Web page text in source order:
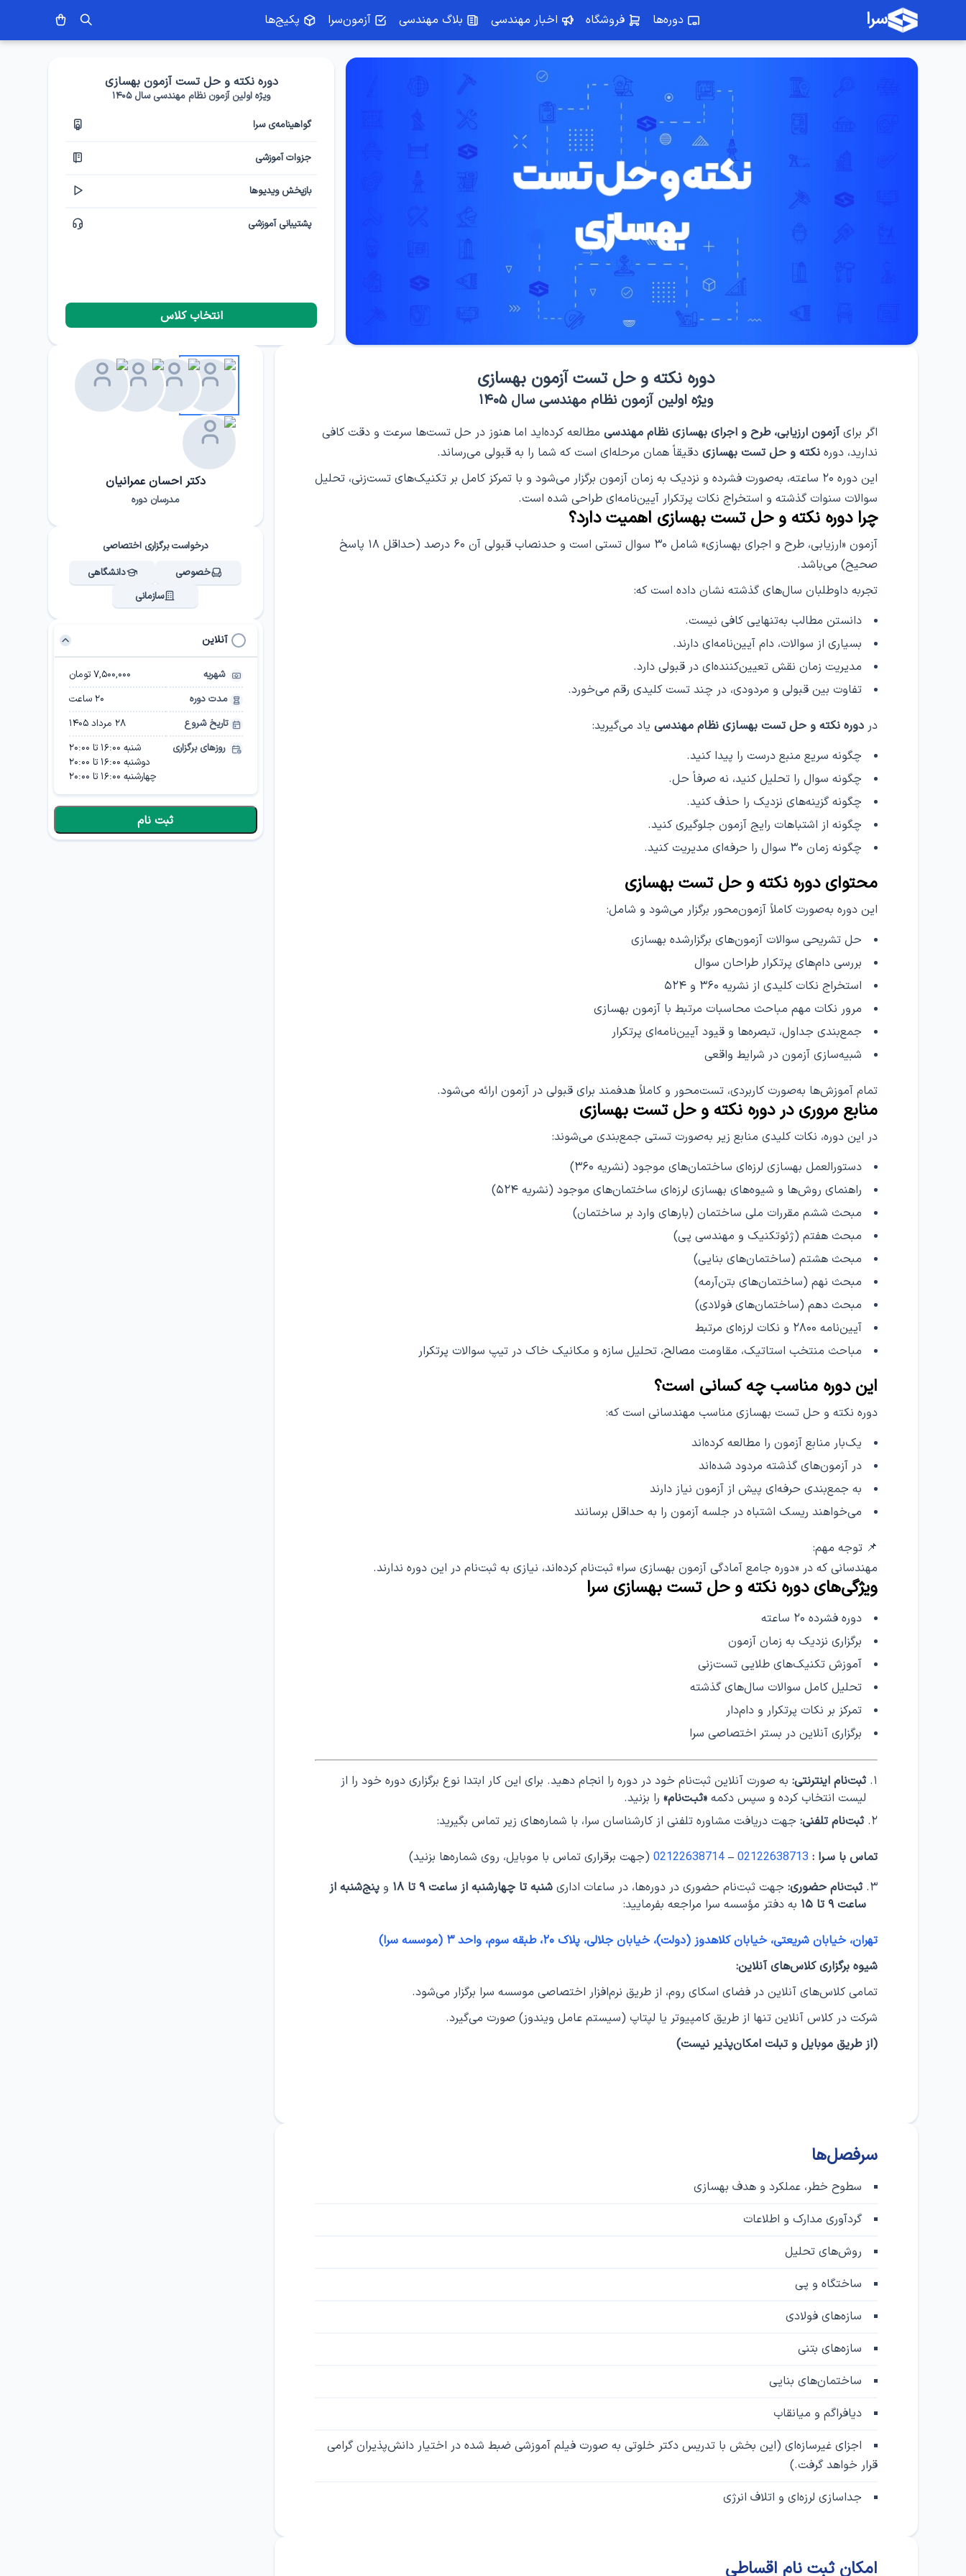
سرا دوره‌ها فروشگاه اخبار مهندسی بلاگ مهندسی آزمون‌سرا پکیج‌ها
دوره نکته و حل تست آزمون بهسازی
ویژه اولین آزمون نظام مهندسی سال ۱۴۰۵
گواهینامه‌ی سرا
جزوات آموزشی
بازپخش ویدیوها
پشتیبانی آموزشی
انتخاب کلاس
دوره نکته و حل تست آزمون بهسازی
ویژه اولین آزمون نظام مهندسی سال ۱۴۰۵
اگر برایآزمون ارزیابی، طرح و اجرای بهسازی نظام مهندسی مطالعه کرده‌اید اما هنوز در حل تست‌ها سرعت و دقت کافی
ندارید، دورهنکته و حل تست بهسازی دقیقاً همان مرحله‌ای است که شما را به قبولی می‌رساند.
این دوره ۲۰ ساعته، به‌صورت فشرده و نزدیک به زمان آزمون برگزار می‌شود و با تمرکز کامل بر تکنیک‌های تست‌زنی، تحلیل
سوالات سنوات گذشته و استخراج نکات پرتکرار آیین‌نامه‌ای طراحی شده است.
چرا دوره نکته و حل تست بهسازی اهمیت دارد؟
آزمون «ارزیابی، طرح و اجرای بهسازی» شامل ۳۰ سوال تستی است و حدنصاب قبولی آن ۶۰ درصد (حداقل ۱۸ پاسخ
صحیح) می‌باشد.
تجربه داوطلبان سال‌های گذشته نشان داده است که:
دانستن مطالب به‌تنهایی کافی نیست.
بسیاری از سوالات، دام آیین‌نامه‌ای دارند.
مدیریت زمان نقش تعیین‌کننده‌ای در قبولی دارد.
تفاوت بین قبولی و مردودی، در چند تست کلیدی رقم می‌خورد.
دردوره نکته و حل تست بهسازی نظام مهندسی یاد می‌گیرید:
چگونه سریع منبع درست را پیدا کنید.
چگونه سوال را تحلیل کنید، نه صرفاً حل.
چگونه گزینه‌های نزدیک را حذف کنید.
چگونه از اشتباهات رایج آزمون جلوگیری کنید.
چگونه زمان ۳۰ سوال را حرفه‌ای مدیریت کنید.
محتوای دوره نکته و حل تست بهسازی
این دوره به‌صورت کاملاً آزمون‌محور برگزار می‌شود و شامل:
حل تشریحی سوالات آزمون‌های برگزارشده بهسازی
بررسی دام‌های پرتکرار طراحان سوال
استخراج نکات کلیدی از نشریه ۳۶۰ و ۵۲۴
مرور نکات مهم مباحث محاسبات مرتبط با آزمون بهسازی
جمع‌بندی جداول، تبصره‌ها و قیود آیین‌نامه‌ای پرتکرار
شبیه‌سازی آزمون در شرایط واقعی
تمام آموزش‌ها به‌صورت کاربردی، تست‌محور و کاملاً هدفمند برای قبولی در آزمون ارائه می‌شود.
منابع مروری در دوره نکته و حل تست بهسازی
در این دوره، نکات کلیدی منابع زیر به‌صورت تستی جمع‌بندی می‌شوند:
دستورالعمل بهسازی لرزه‌ای ساختمان‌های موجود (نشریه ۳۶۰)
راهنمای روش‌ها و شیوه‌های بهسازی لرزه‌ای ساختمان‌های موجود (نشریه ۵۲۴)
مبحث ششم مقررات ملی ساختمان (بارهای وارد بر ساختمان)
مبحث هفتم (ژئوتکنیک و مهندسی پی)
مبحث هشتم (ساختمان‌های بنایی)
مبحث نهم (ساختمان‌های بتن‌آرمه)
مبحث دهم (ساختمان‌های فولادی)
آیین‌نامه ۲۸۰۰ و نکات لرزه‌ای مرتبط
مباحث منتخب استاتیک، مقاومت مصالح، تحلیل سازه و مکانیک خاک در تیپ سوالات پرتکرار
این دوره مناسب چه کسانی است؟
دوره نکته و حل تست بهسازی مناسب مهندسانی است که:
یک‌بار منابع آزمون را مطالعه کرده‌اند
در آزمون‌های گذشته مردود شده‌اند
به جمع‌بندی حرفه‌ای پیش از آزمون نیاز دارند
می‌خواهند ریسک اشتباه در جلسه آزمون را به حداقل برسانند
📌 توجه مهم:
مهندسانی که در «دوره جامع آمادگی آزمون بهسازی سرا» ثبت‌نام کرده‌اند، نیازی به ثبت‌نام در این دوره ندارند.
ویژگی‌های دوره نکته و حل تست بهسازی سرا
دوره فشرده ۲۰ ساعته
برگزاری نزدیک به زمان آزمون
آموزش تکنیک‌های طلایی تست‌زنی
تحلیل کامل سوالات سال‌های گذشته
تمرکز بر نکات پرتکرار و دام‌دار
برگزاری آنلاین در بستر اختصاصی سرا
ثبت‌نام اینترنتی: به صورت آنلاین ثبت‌نام خود در دوره را انجام دهید. برای این کار ابتدا نوع برگزاری دوره خود را از
لیست انتخاب کرده و سپس دکمه«ثبـت‌نام» را بزنید.
ثبت‌نام تلفنی: جهت دریافت مشاوره تلفنی از کارشناسان سرا، با شماره‌های زیر تماس بگیرید:
تماس با سـرا : 02122638713
–
02122638714 (جهت برقراری تماس با موبایل، روی شماره‌ها بزنید)
ثبت‌نام حضوری: جهت ثبت‌نام حضوری در دوره‌ها، در ساعات اداریشنبه تا چهارشنبه از ساعت ۹ تا ۱۸ وپنج‌شنبه از
ساعت ۹ تا ۱۵
به دفتر مؤسسه سرا مراجعه بفرمایید:
تهران، خیابان شریعتی، خیابان کلاهدوز (دولت)، خیابان جلالی، پلاک ۲۰، طبقه سوم، واحد ۳ (موسسه سرا)
شیوه برگزاری کلاس‌های آنلاین:
تمامی کلاس‌های آنلاین در فضای اسکای روم، از طریق نرم‌افزار اختصاصی موسسه سرا برگزار می‌شود.
شرکت در کلاس‌ آنلاین تنها از طریق کامپیوتر یا لپتاپ (سیستم عامل ویندوز) صورت می‌گیرد.
(از طریق موبایل و تبلت امکان‌پذیر نیست)
سرفصل‌ها
سطوح خطر، عملکرد و هدف بهسازی
گردآوری مدارک و اطلاعات
روش‌های تحلیل
ساختگاه و پی
سازه‌های فولادی
سازه‌های بتنی
ساختمان‌های بنایی
دیافراگم و میانقاب
اجزای غیرسازه‌ای (این بخش با تدریس دکتر خلوتی به صورت فیلم آموزشی ضبط شده در اختیار دانش‌پذیران گرامی
قرار خواهد گرفت.)
جداسازی لرزه‌ای و اتلاف انرژی
امکان ثبت‌ نام اقساطی
دکتر احسان عمرانیان
مدرسان دوره
درخواست برگزاری اختصاصی
خصوصی
دانشگاهی
سازمانی
آنلاین
شهریه
۷,۵۰۰,۰۰۰ تومان
مدت دوره
20 ساعت
تاریخ شروع
۲۸ مرداد ۱۴۰۵
روزهای برگزاری
شنبه 16:00 تا 20:00
دوشنبه 16:00 تا 20:00
چهارشنبه 16:00 تا 20:00
ثبت نام